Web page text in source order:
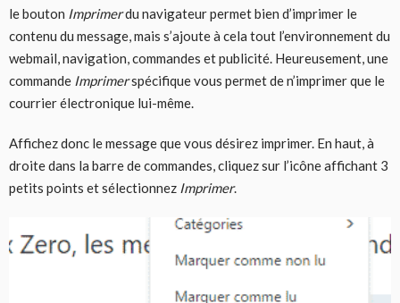
le bouton Imprimerdu navigateur permet bien d’imprimer le
contenu du message, mais s’ajoute à cela tout l’environnement du
webmail, navigation, commandes et publicité. Heureusement, une
commande Imprimerspécifique vous permet de n’imprimer que le
courrier électronique lui-même.
Affichez donc le message que vous désirez imprimer. En haut, à
droite dans la barre de commandes, cliquez sur l’icône affichant 3
petits points et sélectionnez Imprimer.